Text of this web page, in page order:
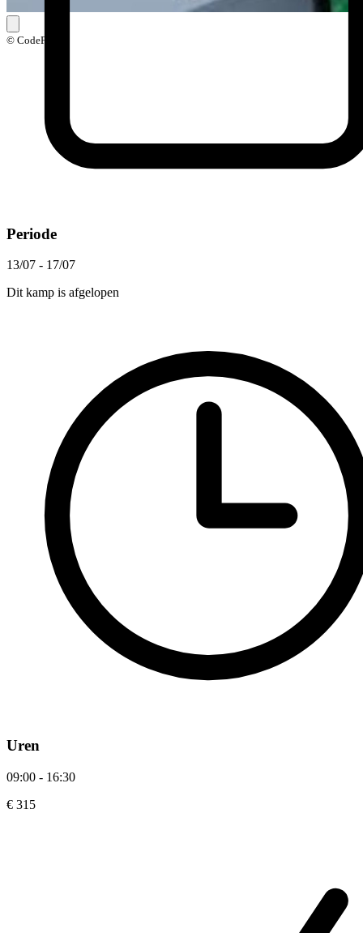
© CodeFever
Periode
13/07 - 17/07
Dit kamp is afgelopen
Uren
09:00 - 16:30
€ 315